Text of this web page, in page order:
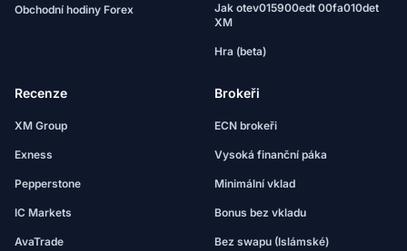
Obchodní hodiny Forex
Jak otev015900edt 00fa010det
XM
Hra (beta)
Recenze
XM Group
Exness
Pepperstone
IC Markets
AvaTrade
Brokeři
ECN brokeři
Vysoká finanční páka
Minimální vklad
Bonus bez vkladu
Bez swapu (Islámské)